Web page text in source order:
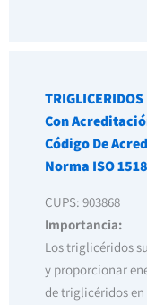
Con
Código De
Norma ISO
CUPS: 903868
Importancia:
Los triglicéridos
y proporcionar
de triglicéridos